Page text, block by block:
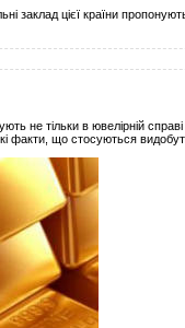
цієї країни
тільки в ювелірній справі
що стосуються